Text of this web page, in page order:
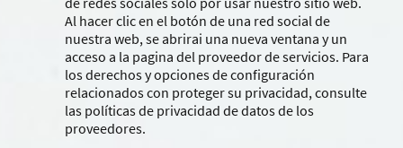
Al hacer clic en el botón de una red social de
nuestra web, se abrirai una nueva ventana y un
acceso a la pagina del proveedor de servicios. Para
los derechos y opciones de configuración
relacionados con proteger su privacidad, consulte
las políticas de privacidad de datos de los
proveedores.